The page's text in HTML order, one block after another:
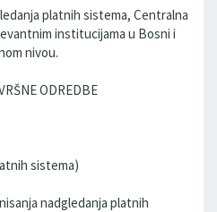
platnih sistema, Centralna
institucijama u Bosni i
nivou.
ODREDBE
sistema)
nadgledanja platnih